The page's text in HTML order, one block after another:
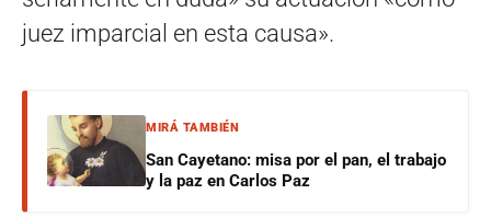
juez imparcial en esta causa».
MIRÁ TAMBIÉN
San Cayetano: misa por el pan, el trabajo
y la paz en Carlos Paz